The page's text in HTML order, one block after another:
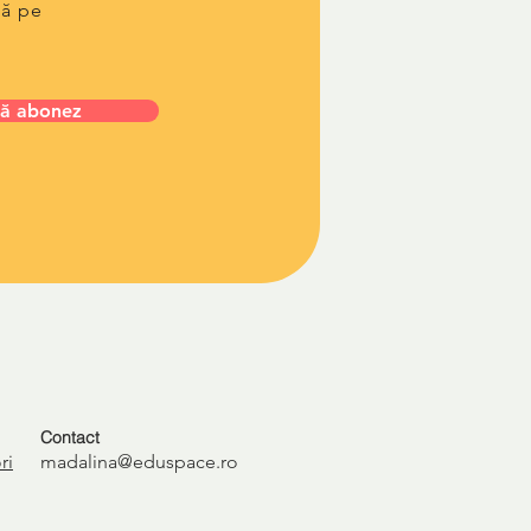
pe
abonez
Contact
madalina@eduspace.ro